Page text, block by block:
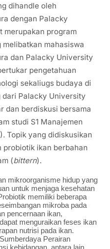
dihandle oleh
dengan Palacky
merupakan program
mahasiswa
dan Palacky University
pengetahuan
sekaliugs budaya di
dari Palacky University
dan berdiskusi bersama
studi S1 Manajemen
Topik yang didiskusikan
probiotik ikan berbahan
(bittern).
mikroorganisme hidup yang
untuk menjaga kesehatan
memiliki beberapa
mikroba pada
pencernaan ikan,
menguraikan feses ikan
nutrisi pada ikan.
Perairan
kebidangan, antara lain